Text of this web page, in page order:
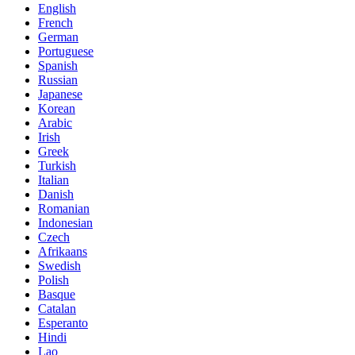
English
French
German
Portuguese
Spanish
Russian
Japanese
Korean
Arabic
Irish
Greek
Turkish
Italian
Danish
Romanian
Indonesian
Czech
Afrikaans
Swedish
Polish
Basque
Catalan
Esperanto
Hindi
Lao